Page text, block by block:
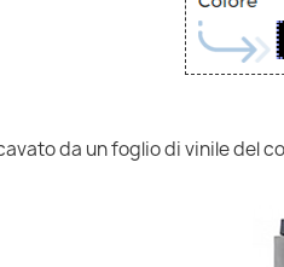
da un foglio di vinile del